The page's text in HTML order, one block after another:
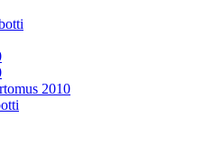
2010